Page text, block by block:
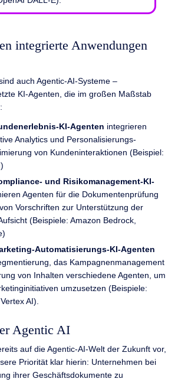
integrierte Anwendungen
auch Agentic-AI-Systeme –
KI-Agenten, die im großen Maßstab
KI-Agenten integrieren
Analytics und Personalisierungs-
von Kundeninteraktionen (Beispiel:
und Risikomanagement-KI-
Agenten für die Dokumentenprüfung
Vorschriften zur Unterstützung der
(Beispiele: Amazon Bedrock,
Automatisierungs-KI-Agenten
das Kampagnenmanagement
von Inhalten verschiedene Agenten, um
umzusetzen (Beispiele:
AI).
Agentic AI
auf die Agentic-AI-Welt der Zukunft vor,
Priorität klar hierin: Unternehmen bei
ihrer Geschäftsdokumente zu